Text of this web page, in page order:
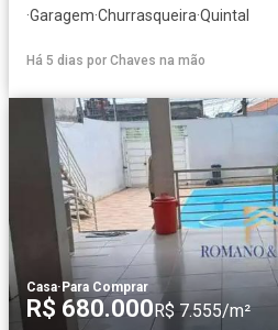
·Garagem·Churrasqueira·Quintal
Há 5 dias por Chaves na mão
Casa·Para Comprar
R$ 680.000R$ 7.555/m²